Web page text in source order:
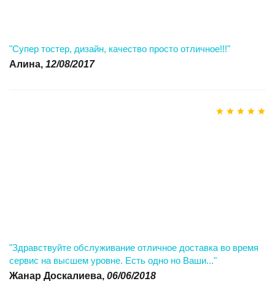
"Супер тостер, дизайн, качество просто отличное!!!"
Алина, 12/08/2017
"Здравствуйте обслуживание отличное доставка во время
сервис на высшем уровне. Есть одно но Ваши..."
Жанар Доскалиева, 06/06/2018